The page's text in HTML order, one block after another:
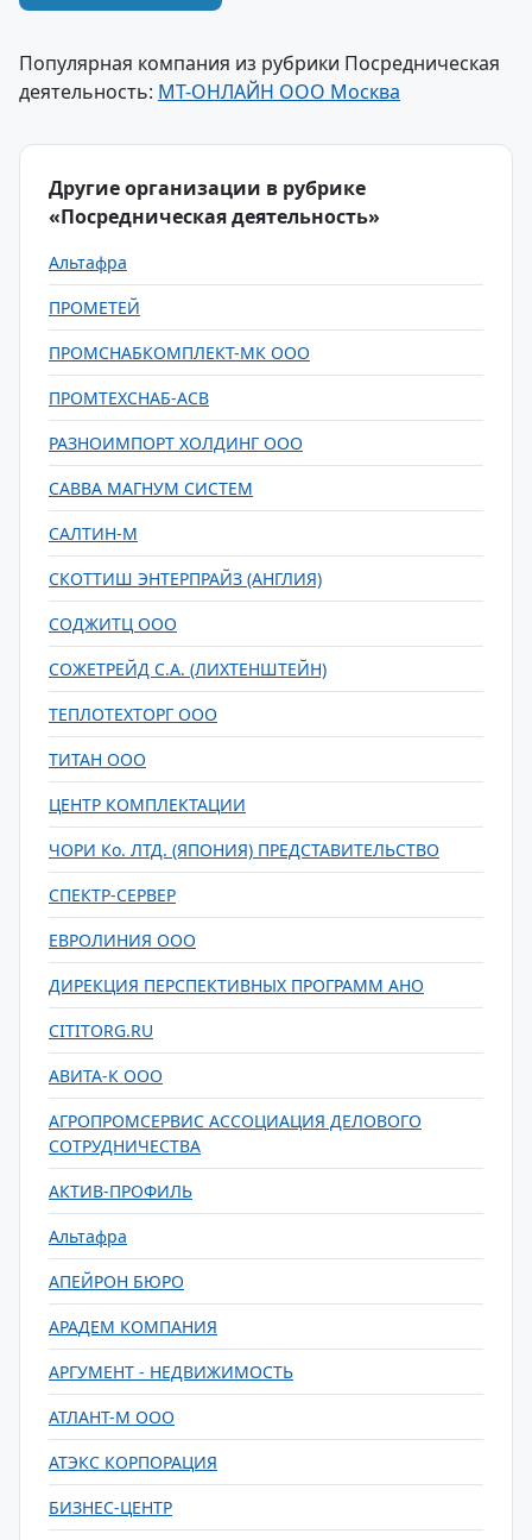
Популярная компания из рубрики Посредническая
деятельность: МТ-ОНЛАЙН ООО Москва
Другие организации в рубрике
«Посредническая деятельность»
Альтафра
ПРОМЕТЕЙ
ПРОМСНАБКОМПЛЕКТ-МК ООО
ПРОМТЕХСНАБ-АСВ
РАЗНОИМПОРТ ХОЛДИНГ ООО
САВВА МАГНУМ СИСТЕМ
САЛТИН-М
СКОТТИШ ЭНТЕРПРАЙЗ (АНГЛИЯ)
СОДЖИТЦ ООО
СОЖЕТРЕЙД С.А. (ЛИХТЕНШТЕЙН)
ТЕПЛОТЕХТОРГ ООО
ТИТАН ООО
ЦЕНТР КОМПЛЕКТАЦИИ
ЧОРИ Ко. ЛТД. (ЯПОНИЯ) ПРЕДСТАВИТЕЛЬСТВО
СПЕКТР-СЕРВЕР
ЕВРОЛИНИЯ ООО
ДИРЕКЦИЯ ПЕРСПЕКТИВНЫХ ПРОГРАММ АНО
CITITORG.RU
АВИТА-К ООО
АГРОПРОМСЕРВИС АССОЦИАЦИЯ ДЕЛОВОГО
СОТРУДНИЧЕСТВА
АКТИВ-ПРОФИЛЬ
Альтафра
АПЕЙРОН БЮРО
АРАДЕМ КОМПАНИЯ
АРГУМЕНТ - НЕДВИЖИМОСТЬ
АТЛАНТ-М ООО
АТЭКС КОРПОРАЦИЯ
БИЗНЕС-ЦЕНТР